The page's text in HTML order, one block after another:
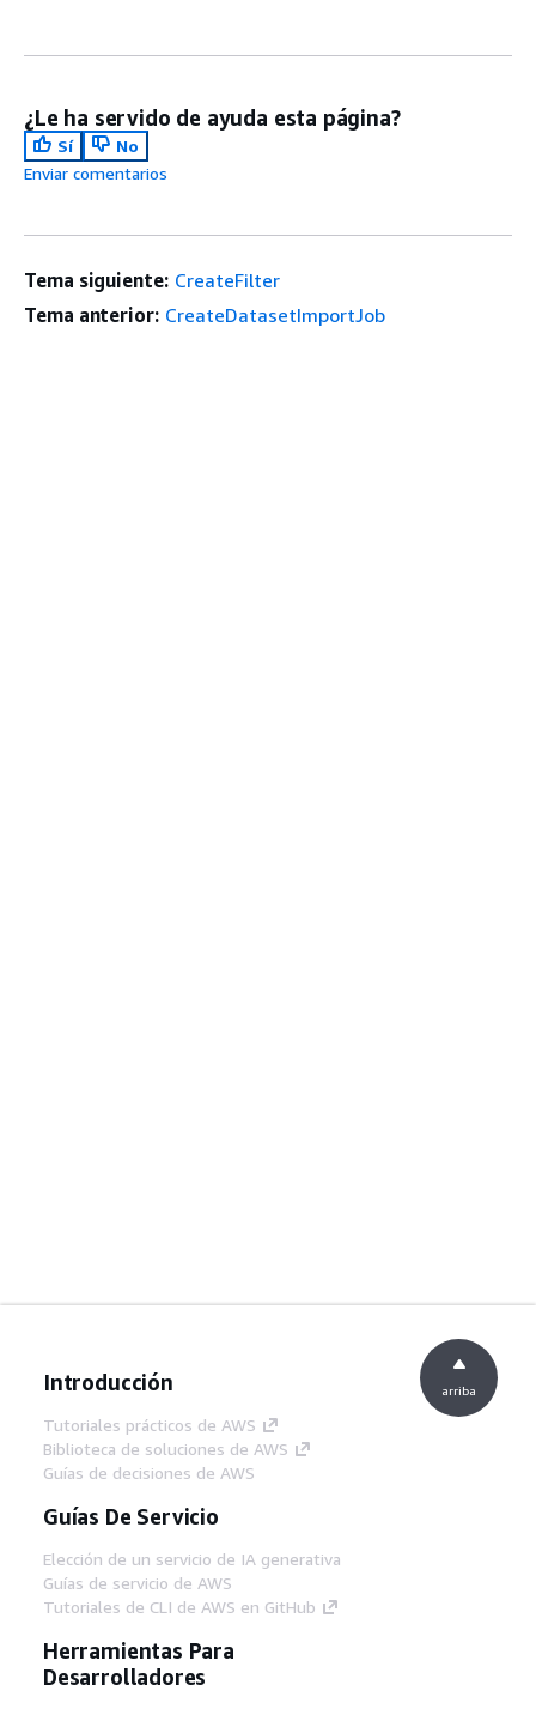
¿Le ha servido de ayuda esta página?
Sí
No
Enviar comentarios
Tema siguiente: CreateFilter
Tema anterior: CreateDatasetImportJob
Introducción
Tutoriales prácticos de AWS
Biblioteca de soluciones de AWS
Guías de decisiones de AWS
Guías De Servicio
Elección de un servicio de IA generativa
Guías de servicio de AWS
Tutoriales de CLI de AWS en GitHub
Herramientas Para
Desarrolladores
arriba